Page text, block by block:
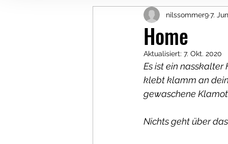
Home
nilssommer97.
Aktualisiert: 7. Okt. 2020
Es ist ein
klebt klamm an
gewaschene
Nichts geht über